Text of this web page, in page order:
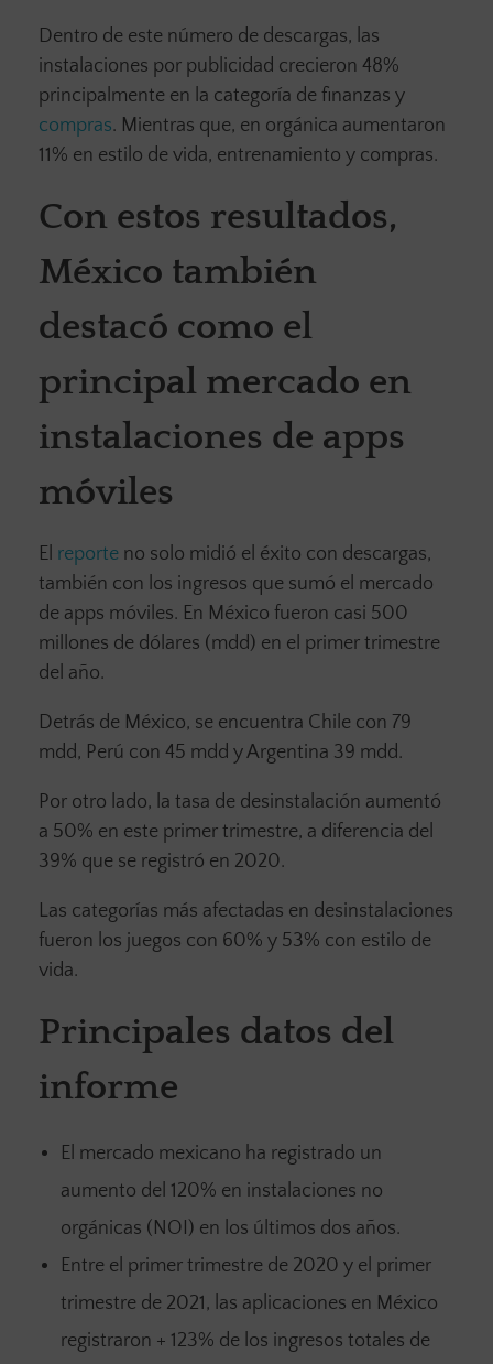
Dentro de este número de descargas, las
instalaciones por publicidad crecieron 48%
principalmente en la categoría de finanzas y
compras. Mientras que, en orgánica aumentaron
11% en estilo de vida, entrenamiento y compras.
Con estos resultados,
México también
destacó como el
principal mercado en
instalaciones de apps
móviles
El reporte no solo midió el éxito con descargas,
también con los ingresos que sumó el mercado
de apps móviles. En México fueron casi 500
millones de dólares (mdd) en el primer trimestre
del año.
Detrás de México, se encuentra Chile con 79
mdd, Perú con 45 mdd y Argentina 39 mdd.
Por otro lado, la tasa de desinstalación aumentó
a 50% en este primer trimestre, a diferencia del
39% que se registró en 2020.
Las categorías más afectadas en desinstalaciones
fueron los juegos con 60% y 53% con estilo de
vida.
Principales datos del
informe
El mercado mexicano ha registrado un
aumento del 120% en instalaciones no
orgánicas (NOI) en los últimos dos años.
Entre el primer trimestre de 2020 y el primer
trimestre de 2021, las aplicaciones en México
registraron + 123% de los ingresos totales de